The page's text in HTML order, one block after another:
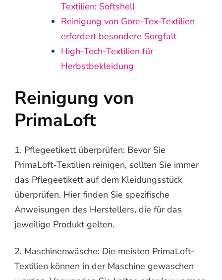
Textilien: Softshell
Reinigung von Gore-Tex-Textilien
erfordert besondere Sorgfalt
High-Tech-Textilien für
Herbstbekleidung
Reinigung von
PrimaLoft
1. Pflegeetikett überprüfen: Bevor Sie
PrimaLoft-Textilien reinigen, sollten Sie immer
das Pflegeetikett auf dem Kleidungsstück
überprüfen. Hier finden Sie spezifische
Anweisungen des Herstellers, die für das
jeweilige Produkt gelten.
2. Maschinenwäsche: Die meisten PrimaLoft-
Textilien können in der Maschine gewaschen